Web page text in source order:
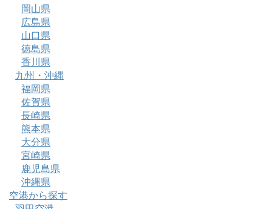
岡山県
広島県
山口県
徳島県
香川県
九州・沖縄
福岡県
佐賀県
長崎県
熊本県
大分県
宮崎県
鹿児島県
沖縄県
空港から探す